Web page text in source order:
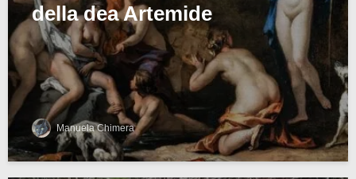
della dea Artemide
Manuela Chimera